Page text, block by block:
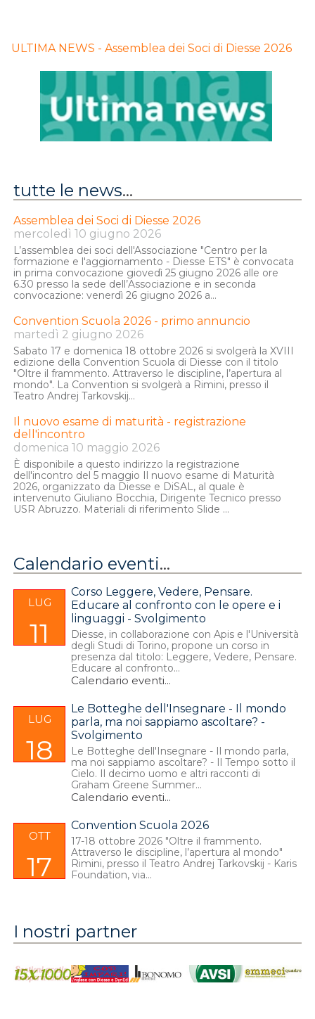
ULTIMA NEWS - Assemblea dei Soci di Diesse 2026
formazione e l'aggiornamento -
Diesse ETS" è convocata in prima
2026 alle ore 6.30 presso la sede
dell’Associazione e inseconda
convocazione:
venerdì 26 giugno 2026 alle ore
17.00
Leggi la convocazione con
l'ordine del giorno.
Leggi le indicazioni su come
partecipare e votare.
tutte le news...
Assemblea dei Soci di Diesse 2026
mercoledì 10 giugno 2026
L’assemblea dei soci dell'Associazione "Centro per la
formazione e l'aggiornamento - Diesse ETS" è convocata
in prima convocazione giovedì 25 giugno 2026 alle ore
6.30 presso la sede dell’Associazione e in seconda
convocazione: venerdì 26 giugno 2026 a...
Convention Scuola 2026 - primo annuncio
martedì 2 giugno 2026
Sabato 17 e domenica 18 ottobre 2026 si svolgerà la XVIII
edizione della Convention Scuola di Diesse con il titolo
"Oltre il frammento. Attraverso le discipline, l’apertura al
mondo". La Convention si svolgerà a Rimini, presso il
Teatro Andrej Tarkovskij...
Il nuovo esame di maturità - registrazione
dell'incontro
domenica 10 maggio 2026
È disponibile a questo indirizzo la registrazione
dell'incontro del 5 maggio Il nuovo esame di Maturità
2026, organizzato da Diesse e DiSAL, al quale è
intervenuto Giuliano Bocchia, Dirigente Tecnico presso
USR Abruzzo. Materiali di riferimento Slide ...
Calendario eventi...
Corso Leggere, Vedere, Pensare.
Educare al confronto con le opere e i
linguaggi - Svolgimento
LUG
11
Diesse, in collaborazione con Apis e l'Università
degli Studi di Torino, propone un corso in
presenza dal titolo: Leggere, Vedere, Pensare.
Educare al confronto...
Calendario eventi...
Le Botteghe dell'Insegnare - Il mondo
parla, ma noi sappiamo ascoltare? -
Svolgimento
LUG
18
Le Botteghe dell'Insegnare - Il mondo parla,
ma noi sappiamo ascoltare? - Il Tempo sotto il
Cielo. Il decimo uomo e altri racconti di
Graham Greene Summer...
Calendario eventi...
Convention Scuola 2026
OTT
17
17-18 ottobre 2026 "Oltre il frammento.
Attraverso le discipline, l’apertura al mondo"
Rimini, presso il Teatro Andrej Tarkovskij - Karis
Foundation, via...
I nostri partner